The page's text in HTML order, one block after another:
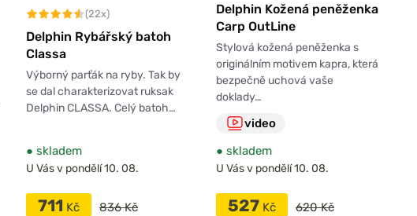
(22x)
Delphin Rybářský batoh
Classa
Výborný parťák na ryby. Tak by
se dal charakterizovat ruksak
Delphin CLASSA. Celý batoh…
● skladem
U Vás v pondělí 10. 08.
711 Kč
836 Kč
Delphin Kožená peněženka
Carp OutLine
Stylová kožená peněženka s
originálním motivem kapra, která
bezpečně uchová vaše
doklady…
video
● skladem
U Vás v pondělí 10. 08.
527 Kč
620 Kč